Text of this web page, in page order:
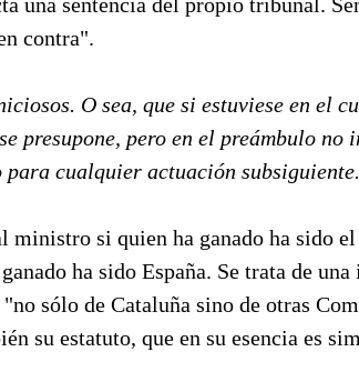
contra".
O sea, que si estuviese en el
presupone, pero en el preámbulo no
cualquier actuación subsiguiente.
ministro si quien ha ganado ha sido
ha sido España. Se trata de
sólo de Cataluña sino de otras
su estatuto, que en su esencia es